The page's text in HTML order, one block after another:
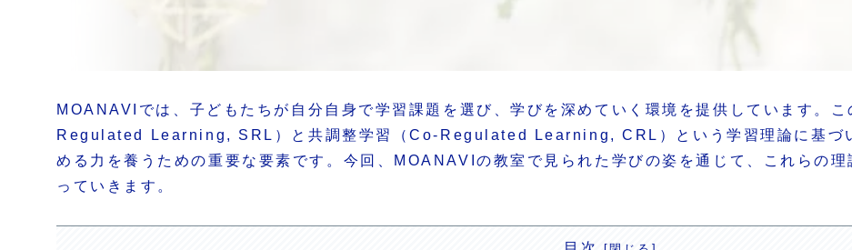
MOANAVIでは、子どもたちが自分自身で学習課題を選び、学びを深めていく環境を提供しています。
Regulated Learning, SRL）と共調整学習（Co-Regulated Learning, CRL）という学習理論に基づ
める力を養うための重要な要素です。今回、MOANAVIの教室で見られた学びの姿を通じて、これらの
っていきます。